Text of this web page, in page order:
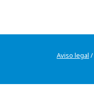
Aviso legal /